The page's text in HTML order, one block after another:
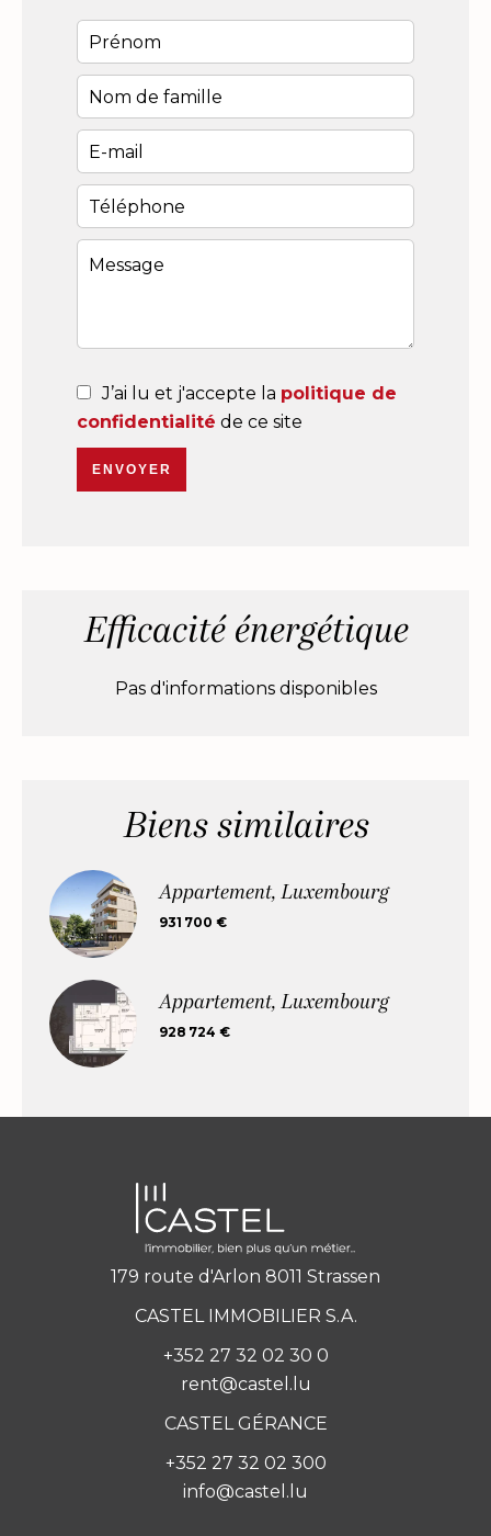
J’ai lu et j'accepte la politique de
confidentialité de ce site
ENVOYER
Efficacité énergétique
Pas d'informations disponibles
Biens similaires
Appartement, Luxembourg
931 700 €
Appartement, Luxembourg
928 724 €
179 route d'Arlon 8011 Strassen
CASTEL IMMOBILIER S.A.
+352 27 32 02 30 0
rent@castel.lu
CASTEL GÉRANCE
+352 27 32 02 300
info@castel.lu